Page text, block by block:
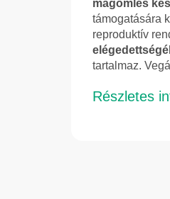
magömlés
támogatására
reproduktív
tartalmaz.
Részletes